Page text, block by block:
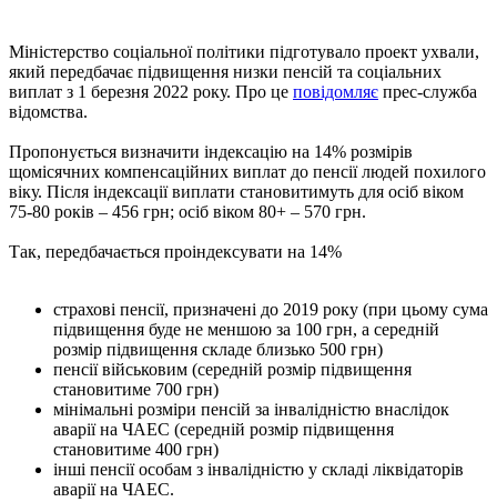
Міністерство соціальної політики підготувало проект ухвали,
який передбачає підвищення низки пенсій та соціальних
виплат з 1 березня 2022 року. Про це повідомляє прес-служба
відомства.
Пропонується визначити індексацію на 14% розмірів
щомісячних компенсаційних виплат до пенсії людей похилого
віку. Після індексації виплати становитимуть для осіб віком
75-80 років – 456 грн; осіб віком 80+ – 570 грн.
Так, передбачається проіндексувати на 14%
страхові пенсії, призначені до 2019 року (при цьому сума
підвищення буде не меншою за 100 грн, а середній
розмір підвищення складе близько 500 грн)
пенсії військовим (середній розмір підвищення
становитиме 700 грн)
мінімальні розміри пенсій за інвалідністю внаслідок
аварії на ЧАЕС (середній розмір підвищення
становитиме 400 грн)
інші пенсії особам з інвалідністю у складі ліквідаторів
аварії на ЧАЕС.